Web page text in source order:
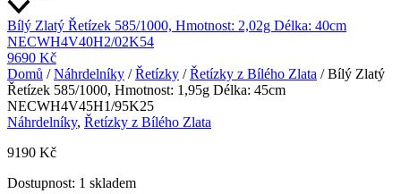
Bílý Zlatý Řetízek 585/1000, Hmotnost: 2,02g Délka: 40cm
NECWH4V40H2/02K54
9690 Kč
Domů /Náhrdelníky /Řetízky /Řetízky z Bílého Zlata / Bílý Zlatý
Řetízek 585/1000, Hmotnost: 1,95g Délka: 45cm
NECWH4V45H1/95K25
Náhrdelníky, Řetízky z Bílého Zlata
9190 Kč
Dostupnost: 1 skladem